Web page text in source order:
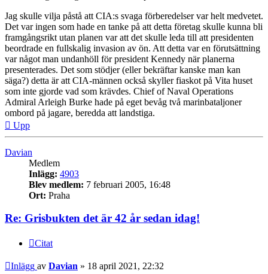
Jag skulle vilja påstå att CIA:s svaga förberedelser var helt medvetet.
Det var ingen som hade en tanke på att detta företag skulle kunna bli
framgångsrikt utan planen var att det skulle leda till att presidenten
beordrade en fullskalig invasion av ön. Att detta var en förutsättning
var något man undanhöll för president Kennedy när planerna
presenterades. Det som stödjer (eller bekräftar kanske man kan
säga?) detta är att CIA-männen också skyller fiaskot på Vita huset
som inte gjorde vad som krävdes. Chief of Naval Operations
Admiral Arleigh Burke hade på eget bevåg två marinbataljoner
ombord på jagare, beredda att landstiga.
Upp
Davian
Medlem
Inlägg: 4903
Blev medlem: 7 februari 2005, 16:48
Ort: Praha
Re: Grisbukten det är 42 år sedan idag!
Citat
Inlägg av Davian » 18 april 2021, 22:32